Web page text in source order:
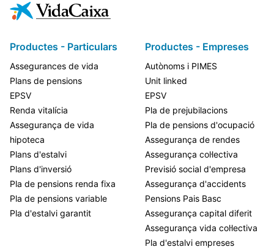
Productes - Particulars
Assegurances de vida
Plans de pensions
EPSV
Renda vitalícia
Assegurança de vida
hipoteca
Plans d'estalvi
Plans d'inversió
Pla de pensions renda fixa
Pla de pensions variable
Pla d'estalvi garantit
Productes - Empreses
Autònoms i PIMES
Unit linked
EPSV
Pla de prejubilacions
Pla de pensions d'ocupació
Assegurança de rendes
Assegurança col·lectiva
Previsió social d'empresa
Assegurança d'accidents
Pensions Pais Basc
Assegurança capital diferit
Assegurança vida col·lectiva
Pla d'estalvi empreses